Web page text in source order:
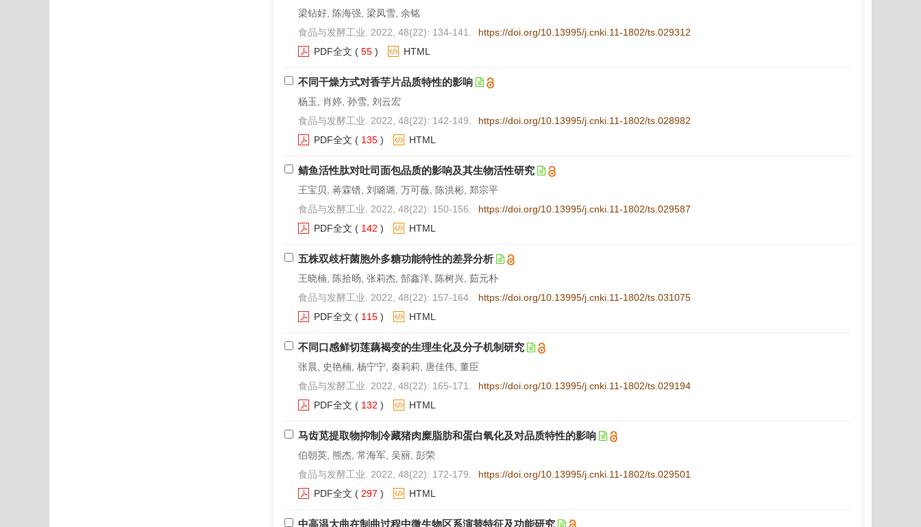
梁钻好, 陈海强, 梁凤雪, 余铭
食品与发酵工业. 2022, 48(22): 134-141.
https://doi.org/10.13995/j.cnki.11-1802/ts.029312
PDF全文 ( 55 ) HTML
不同干燥方式对香芋片品质特性的影响
杨玉, 肖婷, 孙雪, 刘云宏
食品与发酵工业. 2022, 48(22): 142-149.
https://doi.org/10.13995/j.cnki.11-1802/ts.028982
PDF全文 ( 135 ) HTML
鲭鱼活性肽对吐司面包品质的影响及其生物活性研究
王宝贝, 蒋霖镨, 刘璐璐, 万可薇, 陈洪彬, 郑宗平
食品与发酵工业. 2022, 48(22): 150-156.
https://doi.org/10.13995/j.cnki.11-1802/ts.029587
PDF全文 ( 142 ) HTML
五株双歧杆菌胞外多糖功能特性的差异分析
王晓楠, 陈拾旸, 张莉杰, 郜鑫洋, 陈树兴, 茹元朴
食品与发酵工业. 2022, 48(22): 157-164.
https://doi.org/10.13995/j.cnki.11-1802/ts.031075
PDF全文 ( 115 ) HTML
不同口感鲜切莲藕褐变的生理生化及分子机制研究
张晨, 史艳楠, 杨宁宁, 秦莉莉, 唐佳伟, 董臣
食品与发酵工业. 2022, 48(22): 165-171.
https://doi.org/10.13995/j.cnki.11-1802/ts.029194
PDF全文 ( 132 ) HTML
马齿苋提取物抑制冷藏猪肉糜脂肪和蛋白氧化及对品质特性的影响
伯朝英, 熊杰, 常海军, 吴丽, 彭荣
食品与发酵工业. 2022, 48(22): 172-179.
https://doi.org/10.13995/j.cnki.11-1802/ts.029501
PDF全文 ( 297 ) HTML
中高温大曲在制曲过程中微生物区系演替特征及功能研究